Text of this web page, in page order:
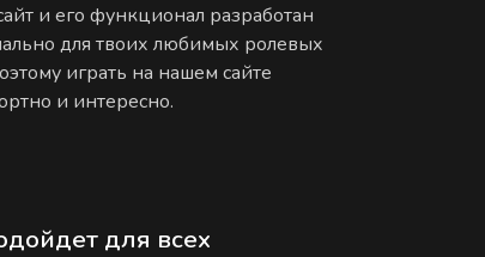
и его функционал разработан
для твоих любимых ролевых
играть на нашем сайте
и интересно.
для всех